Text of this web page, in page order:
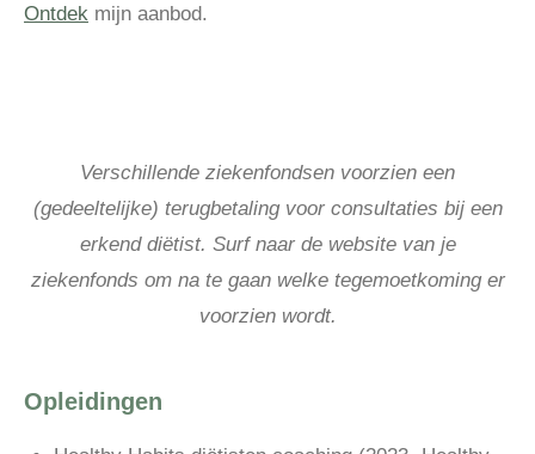
Ontdek mijn aanbod.
Verschillende ziekenfondsen voorzien een
(gedeeltelijke) terugbetaling voor consultaties bij een
erkend diëtist. Surf naar de website van je
ziekenfonds om na te gaan welke tegemoetkoming er
voorzien wordt.
Opleidingen